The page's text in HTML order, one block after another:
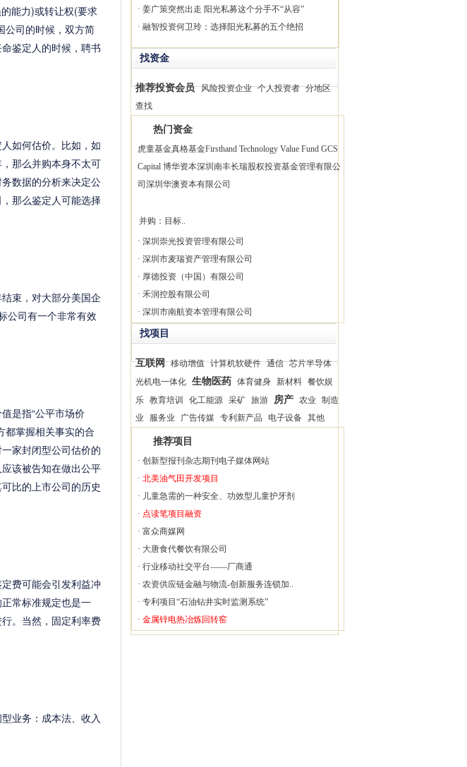
能力)或转让权(要求
公司的时候，双方简
鉴定人的时候，聘书
如何估价。比如，如
那么并购本身不太可
数据的分析来决定公
那么鉴定人可能选择
束，对大部分美国企
公司有一个非常有效
是指“公平市场价
都掌握相关事实的合
家封闭型公司估价的
该被告知在做出公平
比的上市公司的历史
费可能会引发利益冲
常标准规定也是一
。当然，固定利率费
业务：成本法、收入
· 姜广策突然出走 阳光私募这个分手不“从容”
· 融智投资何卫玲：选择阳光私募的五个绝招
找资金
推荐投资会员 风险投资企业 个人投资者 分地区
查找
热门资金
虎童基金真格基金Firsthand Technology Value Fund GCS
Capital 博华资本深圳南丰长瑞股权投资基金管理有限公
司 深圳华澳资本有限公司
并购：目标..
· 深圳崇光投资管理有限公司
· 深圳市麦瑞资产管理有限公司
· 厚德投资（中国）有限公司
· 禾润控股有限公司
· 深圳市南航资本管理有限公司
找项目
互联网 移动增值 计算机软硬件 通信 芯片半导体
光机电一体化 生物医药 体育健身 新材料 餐饮娱
乐 教育培训 化工能源 采矿 旅游 房产 农业
制造
业
服务业 广告传媒 专利新产品 电子设备 其他
推荐项目
· 创新型报刊杂志期刊电子媒体网站
· 北美油气田开发项目
· 儿童急需的一种安全、功效型儿童护牙剂
· 点读笔项目融资
· 富众商媒网
· 大唐食代餐饮有限公司
· 行业移动社交平台——厂商通
· 农资供应链金融与物流-创新服务连锁加..
· 专利项目“石油钻井实时监测系统”
· 金属锌电热冶炼回转窑